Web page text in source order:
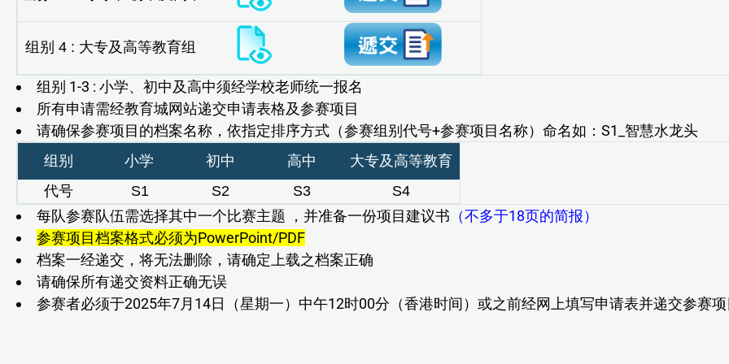
组别 4 : 大专及高等教育组
组别 1-3 : 小学、初中及高中须经学校老师统一报名
所有申请需经教育城网站递交申请表格及参赛项目
请确保参赛项目的档案名称，依指定排序方式（参赛组别代号+参赛项目名称）命名如：S1_智慧水龙头
组别 小学 初中 高中
大专及高等教育
代号
S1 S2 S3 S4
每队参赛队伍需选择其中一个比赛主题 ，并准备一份项目建议书 （不多于18页的简报）
参赛项目档案格式必须为PowerPoint/PDF
档案一经递交，将无法删除，请确定上载之档案正确
请确保所有递交资料正确无误
参赛者必须于2025年7月14日（星期一）中午12时00分（香港时间）或之前经网上填写申请表并递交参赛